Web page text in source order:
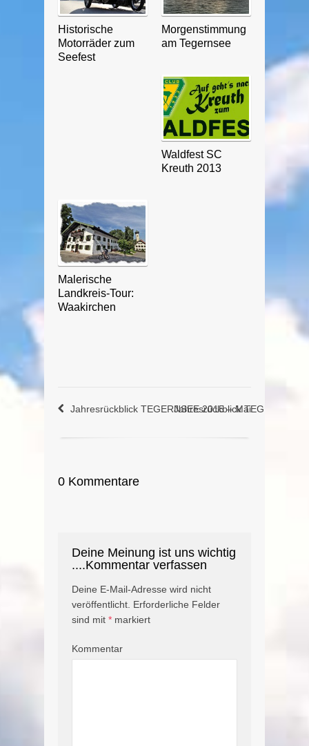
Historische
Motorräder zum
Seefest
Morgenstimmung
am Tegernsee
Waldfest SC
Kreuth 2013
Malerische
Landkreis-Tour:
Waakirchen
Jahresrückblick TEGERNSEE 2015 – Mai
Jahresrückblick TEGERNSEE
0 Kommentare
Deine Meinung ist uns wichtig
....Kommentar verfassen
Deine E-Mail-Adresse wird nicht
veröffentlicht. Erforderliche Felder
sind mit * markiert
Kommentar